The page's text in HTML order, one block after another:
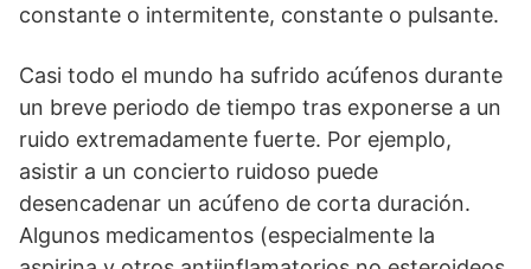
constante o intermitente, constante o pulsante.
Casi todo el mundo ha sufrido acúfenos durante
un breve periodo de tiempo tras exponerse a un
ruido extremadamente fuerte. Por ejemplo,
asistir a un concierto ruidoso puede
desencadenar un acúfeno de corta duración.
Algunos medicamentos (especialmente la